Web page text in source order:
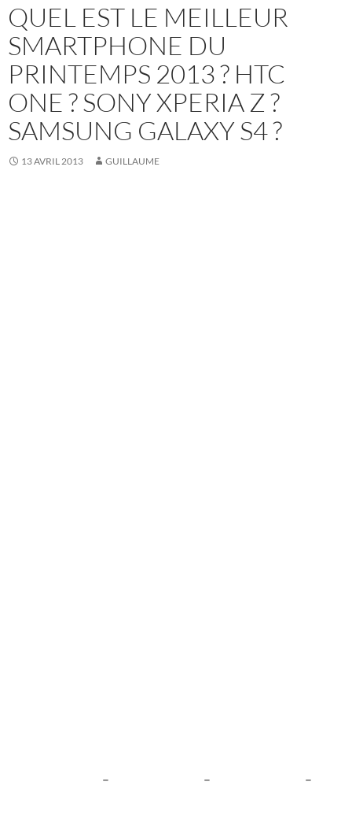
QUEL EST LE MEILLEUR
SMARTPHONE DU
PRINTEMPS 2013 ? HTC
ONE ? SONY XPERIA Z ?
SAMSUNG GALAXY S4 ?
13 AVRIL 2013 GUILLAUME
– – –